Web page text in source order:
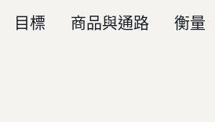
目標 商品與通路 衡量